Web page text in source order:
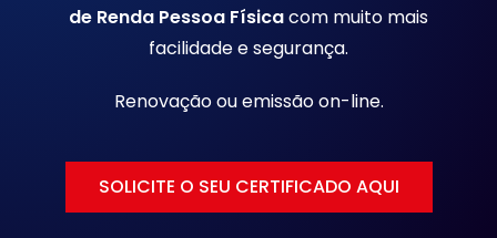
de Renda Pessoa Físicacom muito mais
facilidade e segurança.
Renovação ou emissãoon-line.
SOLICITE O SEU CERTIFICADO AQUI